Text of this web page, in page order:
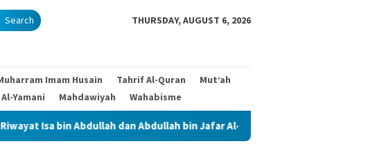
Search THURSDAY, AUGUST 6, 2026
Imam Husain Tahrif Al-Quran
Mut’ah
Yamani Mahdawiyah Wahabisme
Abdullah dan Abdullah bin Jafar Al-Thayyar